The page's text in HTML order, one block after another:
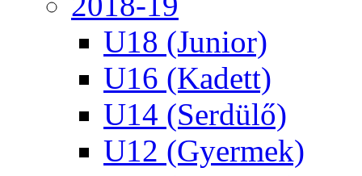
U18 (Junior)
U16 (Kadett)
U14 (Serdülő)
U12 (Gyermek)